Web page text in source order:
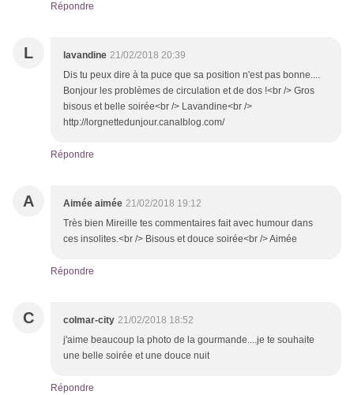
Répondre
L lavandine 21/02/2018 20:39
Dis tu peux dire à ta puce que sa position n'est pas bonne....
Bonjour les problèmes de circulation et de dos !<br /> Gros
bisous et belle soirée<br /> Lavandine<br />
http://lorgnettedunjour.canalblog.com/
Répondre
A Aimée aimée 21/02/2018 19:12
Très bien Mireille tes commentaires fait avec humour dans
ces insolites.<br /> Bisous et douce soirée<br /> Aimée
Répondre
C colmar-city 21/02/2018 18:52
j'aime beaucoup la photo de la gourmande....je te souhaite
une belle soirée et une douce nuit
Répondre